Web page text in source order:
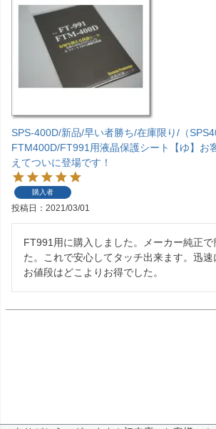
SPS-400D/新品/早い者勝ち/在庫限り/（
FTM400D/FT991用液晶保護シート【ゆ】お
えてついに登場です！
購入者
投稿日 2021/03/01
FT991用に購入しました。メーカー純正で
た。これで安心してタッチ出来ます。迅速
お値段はどこよりお得でした。